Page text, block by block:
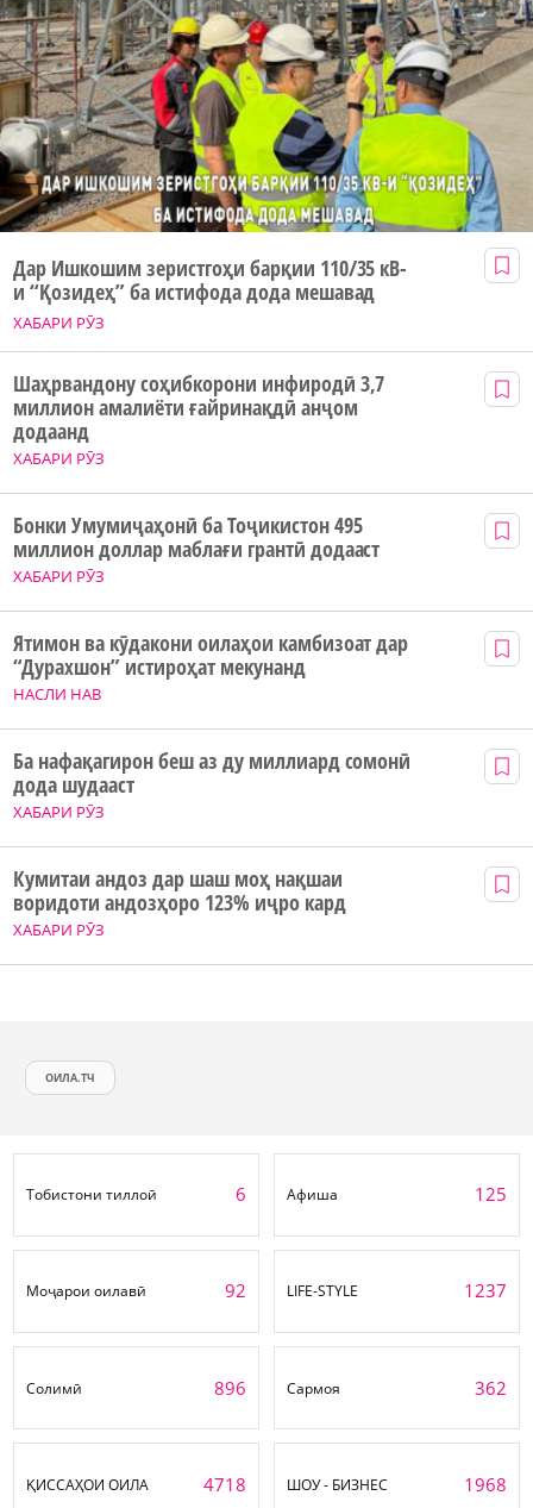
ХАБАРИ РӮЗ
Дар Ишкошим зеристгоҳи барқии 110/35 кВ-
и “Қозидеҳ” ба истифода дода мешавад
ХАБАРИ РӮЗ
Шаҳрвандону соҳибкорони инфиродӣ 3,7
миллион амалиёти ғайринақдӣ анҷом
додаанд
ХАБАРИ РӮЗ
Бонки Умумиҷаҳонӣ ба Тоҷикистон 495
миллион доллар маблағи грантӣ додааст
НАСЛИ НАВ
Ятимон ва кӯдакони оилаҳои камбизоат дар
“Дурахшон” истироҳат мекунанд
ХАБАРИ РӮЗ
Ба нафақагирон беш аз ду миллиард сомонӣ
дода шудааст
ХАБАРИ РӮЗ
Кумитаи андоз дар шаш моҳ нақшаи
воридоти андозҳоро 123% иҷро кард
ОИЛА.ТЧ
Тобистони тиллоӣ 6 Афиша 125
Моҷарои оилавӣ 92 LIFE-STYLE 1237
Солимӣ 896 Сармоя 362
ҚИССАҲОИ ОИЛА 4718 ШОУ - БИЗНЕС 1968